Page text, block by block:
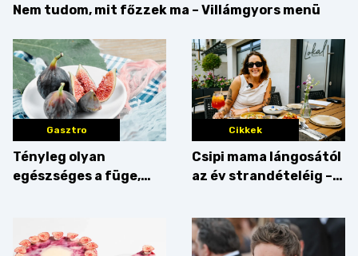
Nem tudom, mit főzzek ma – Villámgyors menü
Gasztro
Tényleg olyan
egészséges a füge,
Cikkek
Csipi mama lángosától
az év strandételéig –
Balaton déli partját